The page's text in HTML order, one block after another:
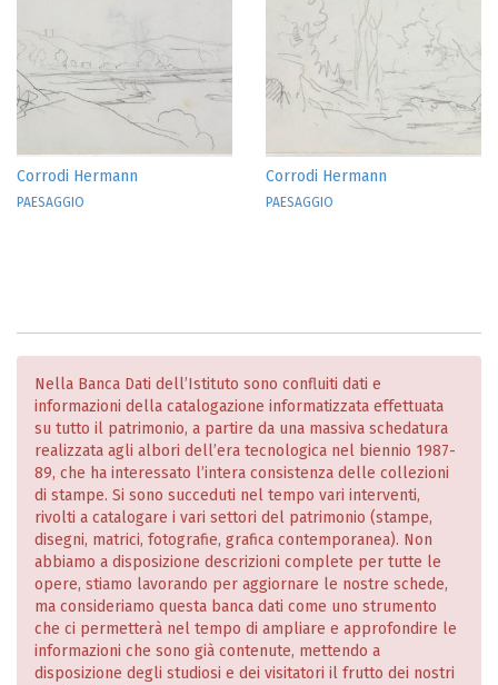
Corrodi Hermann
PAESAGGIO
Corrodi Hermann
PAESAGGIO
Nella Banca Dati dell’Istituto sono confluiti dati e
informazioni della catalogazione informatizzata effettuata
su tutto il patrimonio, a partire da una massiva schedatura
realizzata agli albori dell’era tecnologica nel biennio 1987-
89, che ha interessato l’intera consistenza delle collezioni
di stampe. Si sono succeduti nel tempo vari interventi,
rivolti a catalogare i vari settori del patrimonio (stampe,
disegni, matrici, fotografie, grafica contemporanea). Non
abbiamo a disposizione descrizioni complete per tutte le
opere, stiamo lavorando per aggiornare le nostre schede,
ma consideriamo questa banca dati come uno strumento
che ci permetterà nel tempo di ampliare e approfondire le
informazioni che sono già contenute, mettendo a
disposizione degli studiosi e dei visitatori il frutto dei nostri